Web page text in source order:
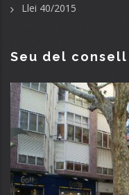
Llei 40/2015
Seu del consell